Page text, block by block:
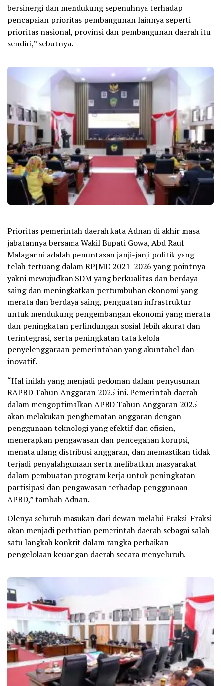
bersinergi dan mendukung sepenuhnya terhadap
pencapaian prioritas pembangunan lainnya seperti
prioritas nasional, provinsi dan pembangunan daerah itu
sendiri,” sebutnya.
Prioritas pemerintah daerah kata Adnan di akhir masa
jabatannya bersama Wakil Bupati Gowa, Abd Rauf
Malaganni adalah penuntasan janji-janji politik yang
telah tertuang dalam RPJMD 2021-2026 yang pointnya
yakni mewujudkan SDM yang berkualitas dan berdaya
saing dan meningkatkan pertumbuhan ekonomi yang
merata dan berdaya saing, penguatan infrastruktur
untuk mendukung pengembangan ekonomi yang merata
dan peningkatan perlindungan sosial lebih akurat dan
terintegrasi, serta peningkatan tata kelola
penyelenggaraan pemerintahan yang akuntabel dan
inovatif.
“Hal inilah yang menjadi pedoman dalam penyusunan
RAPBD Tahun Anggaran 2025 ini. Pemerintah daerah
dalam mengoptimalkan APBD Tahun Anggaran 2025
akan melakukan penghematan anggaran dengan
penggunaan teknologi yang efektif dan efisien,
menerapkan pengawasan dan pencegahan korupsi,
menata ulang distribusi anggaran, dan memastikan tidak
terjadi penyalahgunaan serta melibatkan masyarakat
dalam pembuatan program kerja untuk peningkatan
partisipasi dan pengawasan terhadap penggunaan
APBD,” tambah Adnan.
Olenya seluruh masukan dari dewan melalui Fraksi-Fraksi
akan menjadi perhatian pemerintah daerah sebagai salah
satu langkah konkrit dalam rangka perbaikan
pengelolaan keuangan daerah secara menyeluruh.